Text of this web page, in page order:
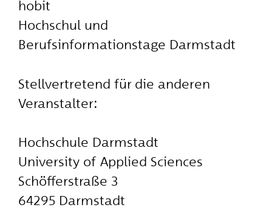
hobit
Hochschul und
Berufsinformationstage Darmstadt
Stellvertretend für die anderen
Veranstalter:
Hochschule Darmstadt
University of Applied Sciences
Schöfferstraße 3
64295 Darmstadt